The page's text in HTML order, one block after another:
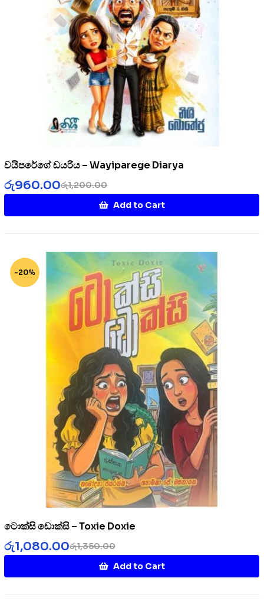
වයිපරේගේ ඩයරිය – Wayiparege Diarya
රු1,200.00
රු960.00
Add to Cart
-20%
ටොක්සි ඩොක්සි – Toxie Doxie
රු1,350.00
රු1,080.00
Add to Cart